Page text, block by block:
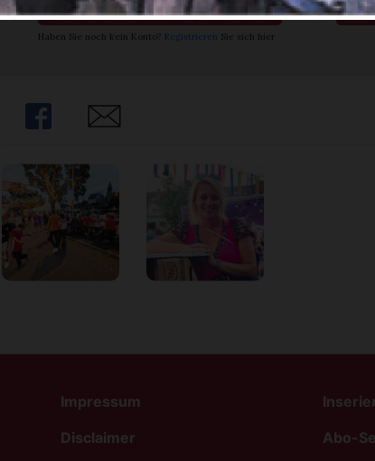
Haben Sie noch kein Konto? Registrieren Sie sich hier
Share Share
Impressum
Disclaimer Abo-